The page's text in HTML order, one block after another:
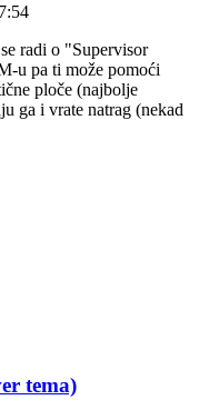
radi o "Supervisor
u pa ti može pomoći
ploče (najbolje
ga i vrate natrag (nekad
tema)